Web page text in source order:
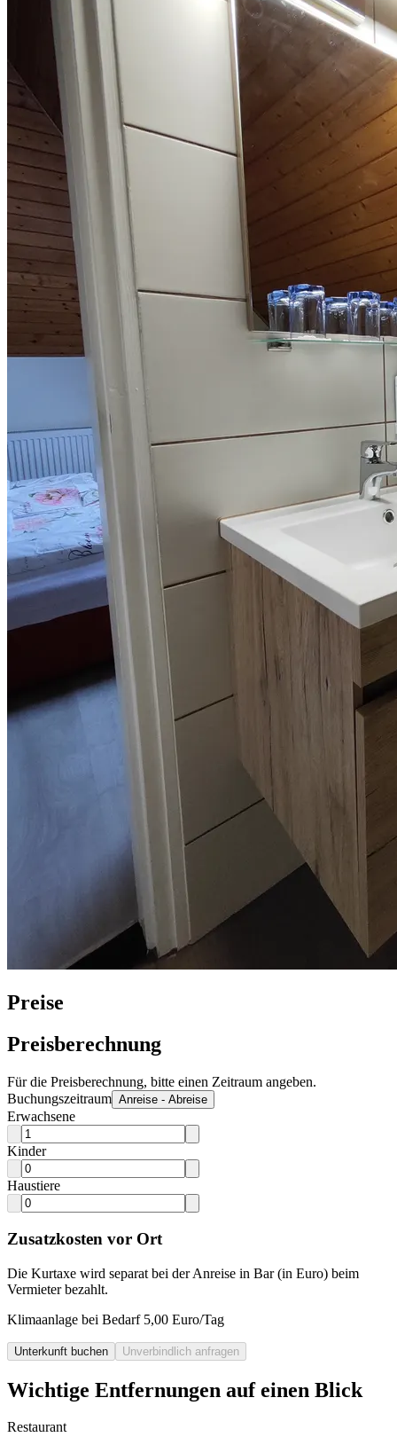
Preise
Preisberechnung
Für die Preisberechnung, bitte einen Zeitraum angeben.
Buchungszeitraum Anreise - Abreise
Erwachsene
Kinder
Haustiere
Zusatzkosten vor Ort
Die Kurtaxe wird separat bei der Anreise in Bar (in Euro) beim
Vermieter bezahlt.
Klimaanlage bei Bedarf 5,00 Euro/Tag
Unterkunft buchen Unverbindlich anfragen
Wichtige Entfernungen auf einen Blick
Restaurant